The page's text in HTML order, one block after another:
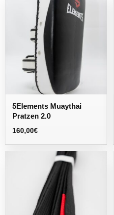
5Elements Muaythai
Pratzen 2.0
160,00€